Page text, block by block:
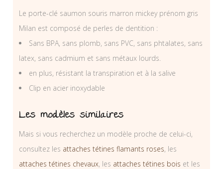
Le porte-clé saumon souris marron mickey prénom gris
Milan est composé de perles de dentition :
Sans BPA, sans plomb, sans PVC, sans phtalates, sans
latex, sans cadmium et sans métaux lourds.
en plus, résistant la transpiration et à la salive
Clip en acier inoxydable
Les modèles similaires
Mais si vous recherchez un modèle proche de celui-ci,
consultez les attaches tétines flamants roses, les
attaches tétines chevaux, les attaches tétines bois et les